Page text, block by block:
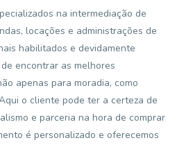
na intermediação de
locações e administrações de
habilitados e devidamente
encontrar as melhores
apenas para moradia, como
o cliente pode ter a certeza de
e parceria na hora de comprar
é personalizado e oferecemos